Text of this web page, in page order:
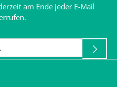
am Ende jeder E-Mail